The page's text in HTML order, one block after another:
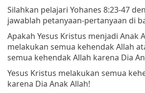
Silahkan pelajari Yohanes 8:23-47
jawablah petanyaan-pertanyaan di
Apakah Yesus Kristus menjadi Anak
melakukan semua kehendak Allah
semua kehendak Allah karena Dia
Yesus Kristus melakukan semua
karena Dia Anak Allah!